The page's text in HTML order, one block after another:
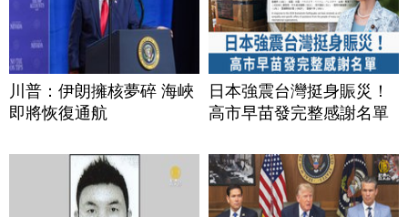
川普：伊朗擁核夢碎 海峽
即將恢復通航
日本強震台灣挺身賑災！
高市早苗發完整感謝名單